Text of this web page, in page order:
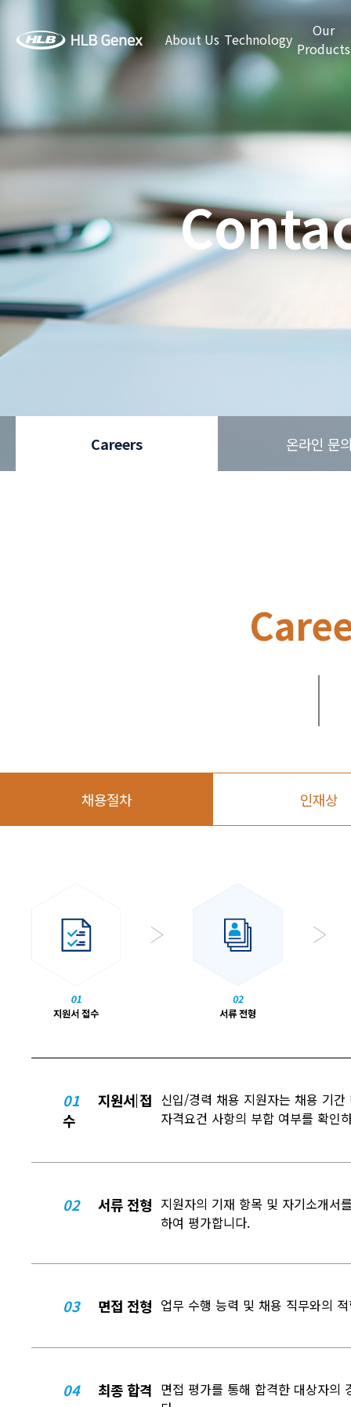
About Us Technology
Our
Products
Careers 온라인 문
채용절차 인재상
01
지원서 접
수
신입/경력 채용 지원자는 채용 기
자격요건 사항의 부합 여부를 확인
02 서류 전형 지원자의 기재 항목 및 자기소개서
하여 평가합니다.
03 면접 전형 업무 수행 능력 및 채용 직무와의
04 최종 합격 면접 평가를 통해 합격한 대상자의